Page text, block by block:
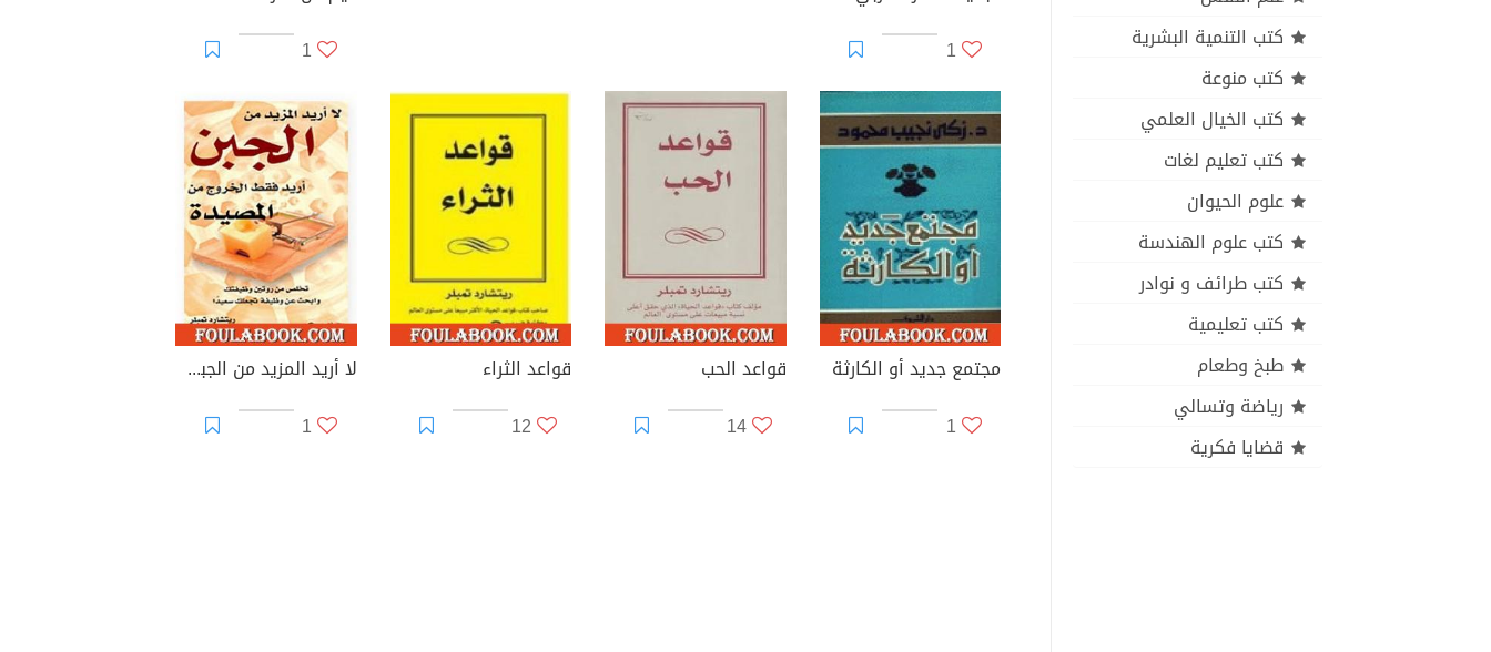
كتب التنمية البشرية
كتب منوعة
كتب الخيال العلمي
كتب تعليم لغات
علوم الحيوان
كتب علوم الهندسة
كتب طرائف و نوادر
كتب تعليمية
طبخ وطعام
رياضة وتسالي
قضايا فكرية
1
1
مجتمع جديد أو الكارثة
1
قواعد الحب
14
قواعد الثراء
12
لا أريد المزيد من الجبن أريد فقط الخروج من المصيدة
1